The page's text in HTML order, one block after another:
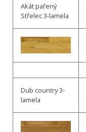
Akát pařený
Střelec 3-lamela
Dub country 3-
lamela